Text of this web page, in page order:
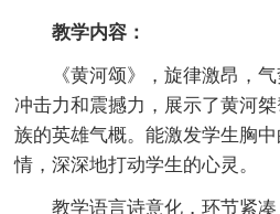
教学内容：
《黄河颂》，旋律激昂，
冲击力和震撼力，展示了黄河
族的英雄气概。能激发学生胸
情，深深地打动学生的心灵。
教学语言诗意化，环节紧